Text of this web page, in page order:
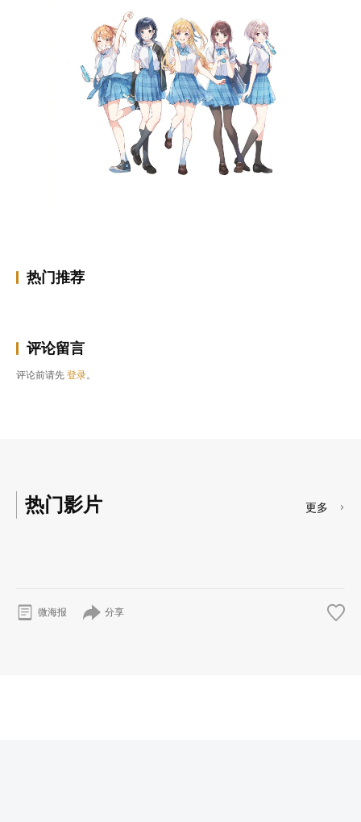
热门推荐
评论留言
评论前请先 登录。
热门影片 更多
微海报 分享